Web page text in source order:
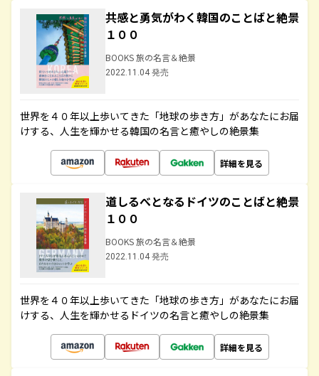
共感と勇気がわく韓国のことばと絶景
１００
BOOKS 旅の名言＆絶景
2022.11.04 発売
世界を４０年以上歩いてきた「地球の歩き方」があなたにお届
けする、人生を輝かせる韓国の名言と癒やしの絶景集
詳細を見る
道しるべとなるドイツのことばと絶景
１００
BOOKS 旅の名言＆絶景
2022.11.04 発売
世界を４０年以上歩いてきた「地球の歩き方」があなたにお届
けする、人生を輝かせるドイツの名言と癒やしの絶景集
詳細を見る